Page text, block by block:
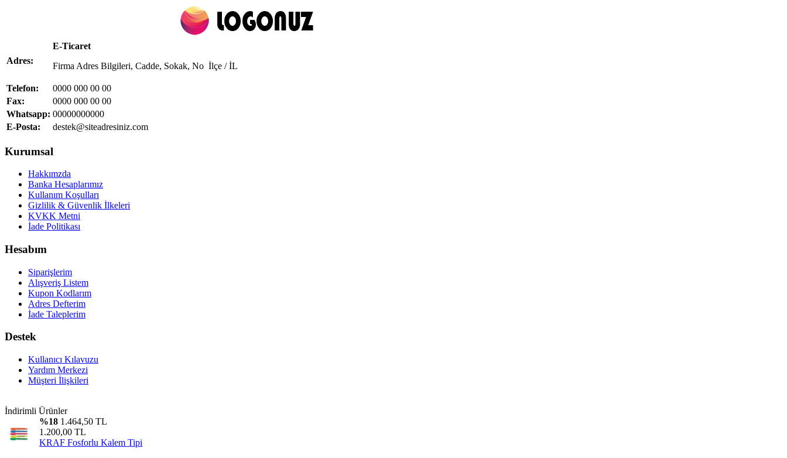
Adres:
E-Ticaret
Firma Adres Bilgileri, Cadde, Sokak, No İlçe / İL
Telefon:
0000 000 00 00
Fax:
0000 000 00 00
Whatsapp: 00000000000
E-Posta:
destek@siteadresiniz.com
Kurumsal
Hakkımzda
Banka Hesaplarımız
Kullanım Koşulları
Gizlilik & Güvenlik İlkeleri
KVKK Metni
İade Politikası
Hesabım
Siparişlerim
Alışveriş Listem
Kupon Kodlarım
Adres Defterim
İade Taleplerim
Destek
Kullanıcı Kılavuzu
Yardım Merkezi
Müşteri İlişkileri
İndirimli Ürünler
%18 1.464,50 TL
1.200,00 TL
KRAF Fosforlu Kalem Tipi